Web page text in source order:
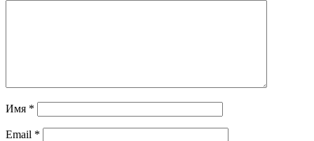
Имя *
Email *